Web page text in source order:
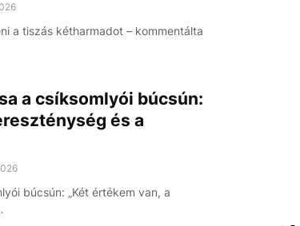
a tiszás kétharmadot – kommentálta
a csíksomlyói búcsún:
és a
búcsún: „Két értékem van, a